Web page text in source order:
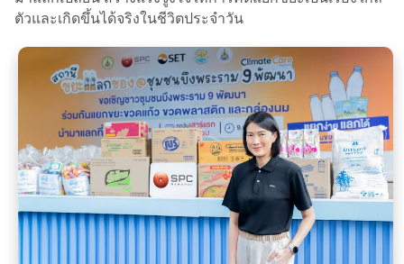
ตัวและเกิดขึ้นได้จริงในชีวิตประจำวัน